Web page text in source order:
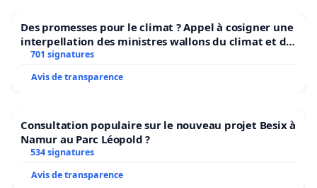
Des promesses pour le climat ? Appel à cosigner une
interpellation des ministres wallons du climat et de
l’environnement.
701 signatures
Avis de transparence
Consultation populaire sur le nouveau projet Besix à
Namur au Parc Léopold ?
534 signatures
Avis de transparence